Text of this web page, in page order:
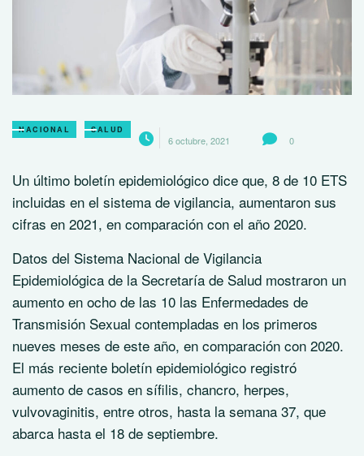
NACIONAL SALUD
6 octubre, 2021 0
Un último boletín epidemiológico dice que, 8 de 10 ETS
incluidas en el sistema de vigilancia, aumentaron sus
cifras en 2021, en comparación con el año 2020.
Datos del Sistema Nacional de Vigilancia
Epidemiológica de la Secretaría de Salud mostraron un
aumento en ocho de las 10 las Enfermedades de
Transmisión Sexual contempladas en los primeros
nueves meses de este año, en comparación con 2020.
El más reciente boletín epidemiológico registró
aumento de casos en sífilis, chancro, herpes,
vulvovaginitis, entre otros, hasta la semana 37, que
abarca hasta el 18 de septiembre.